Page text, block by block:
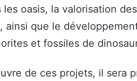
les oasis, la valorisation
ainsi que le
et fossiles de
de ces projets, il sera